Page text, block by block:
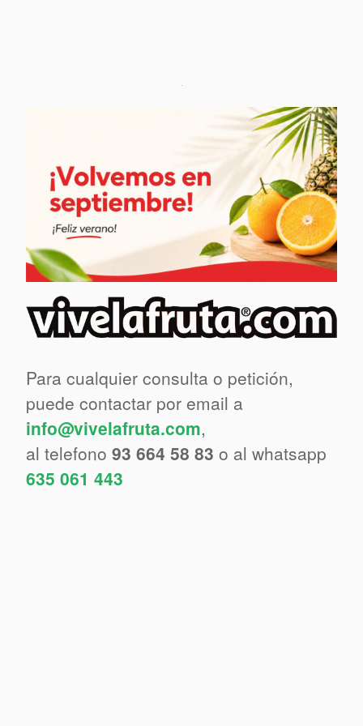
Para cualquier consulta o petición,
puede contactar por email a
info@vivelafruta.com,
al telefono 93 664 58 83 o al whatsapp
635 061 443